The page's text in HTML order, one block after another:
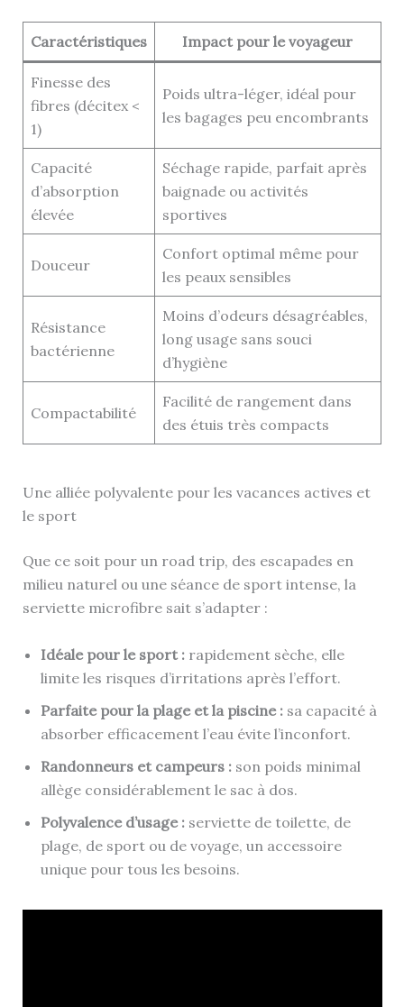
Caractéristiques Impact pour le voyageur
Finesse des
fibres (décitex <
1)
Poids ultra-léger, idéal pour
les bagages peu encombrants
Capacité
d’absorption
élevée
Séchage rapide, parfait après
baignade ou activités
sportives
Douceur
Confort optimal même pour
les peaux sensibles
Résistance
bactérienne
Moins d’odeurs désagréables,
long usage sans souci
d’hygiène
Compactabilité
Facilité de rangement dans
des étuis très compacts
Une alliée polyvalente pour les vacances actives et
le sport
Que ce soit pour un road trip, des escapades en
milieu naturel ou une séance de sport intense, la
serviette microfibre sait s’adapter :
Idéale pour le sport :rapidement sèche, elle
limite les risques d’irritations après l’effort.
Parfaite pour la plage et la piscine :sa capacité à
absorber efficacement l’eau évite l’inconfort.
Randonneurs et campeurs :son poids minimal
allège considérablement le sac à dos.
Polyvalence d’usage :serviette de toilette, de
plage, de sport ou de voyage, un accessoire
unique pour tous les besoins.